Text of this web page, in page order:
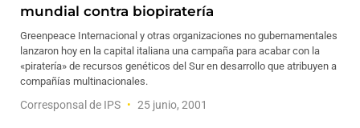
mundial contra biopiratería
Greenpeace Internacional y otras organizaciones no gubernamentales
lanzaron hoy en la capital italiana una campaña para acabar con la
«piratería» de recursos genéticos del Sur en desarrollo que atribuyen a
compañías multinacionales.
Corresponsal de IPS 25 junio, 2001